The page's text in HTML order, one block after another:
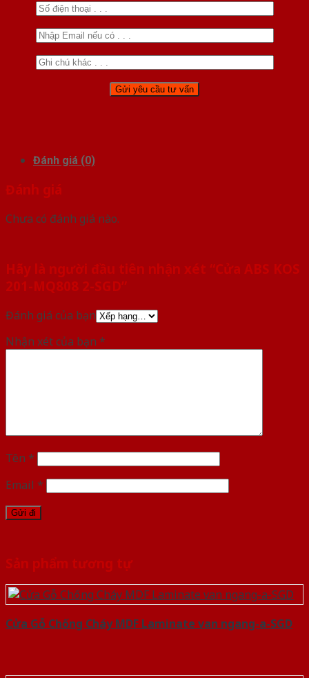
Đánh giá (0)
Đánh giá
Chưa có đánh giá nào.
Hãy là người đầu tiên nhận xét “Cửa ABS KOS
201-MQ808 2-SGD”
Đánh giá của bạn
Nhận xét của bạn *
Tên *
Email *
Sản phẩm tương tự
Cửa Gỗ Chống Cháy MDF Laminate van ngang-a-SGD